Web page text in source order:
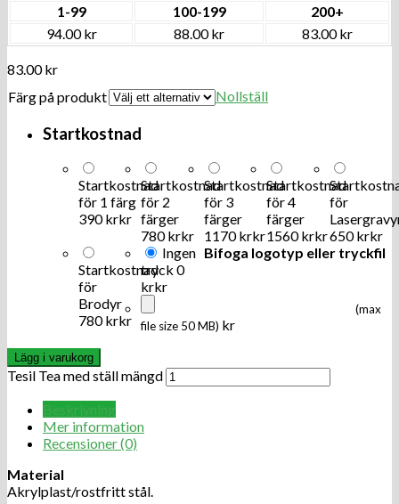
1-99
100-199
200+
94.00 kr
88.00 kr 83.00 kr
83.00kr
Färg på produkt
Nollställ
Startkostnad
Startkostnad
för 1 färg
390 krkr
Startkostnad
för 2
färger
780 krkr
Startkostnad
för 3
färger
1170 krkr
Startkostnad
för 4
färger
1560 krkr
för
650 krkr
Startkostnad
för
Brodyr
780 krkr
Ingen
tryck 0
krkr
Bifoga logotyp eller tryckfil
(max
file size 50 MB) kr
Lägg i varukorg
Tesil Tea med ställ mängd
Beskrivning
Mer information
Recensioner (0)
Material
Akrylplast/rostfritt stål.